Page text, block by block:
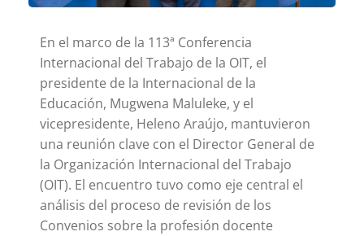
En el marco de la 113ª Conferencia
Internacional del Trabajo de la OIT, el
presidente de la Internacional de la
Educación, Mugwena Maluleke, y el
vicepresidente, Heleno Araújo, mantuvieron
una reunión clave con el Director General de
la Organización Internacional del Trabajo
(OIT). El encuentro tuvo como eje central el
análisis del proceso de revisión de los
Convenios sobre la profesión docente